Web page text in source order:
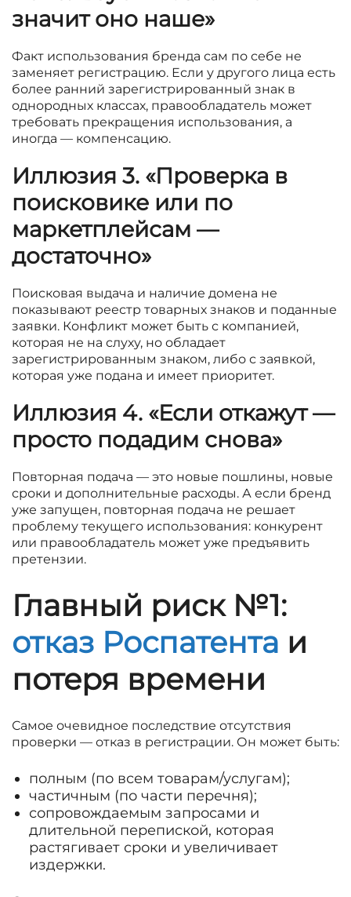
значит оно наше»
Факт использования бренда сам по себе не
заменяет регистрацию. Если у другого лица есть
более ранний зарегистрированный знак в
однородных классах, правообладатель может
требовать прекращения использования, а
иногда — компенсацию.
Иллюзия 3. «Проверка в
поисковике или по
маркетплейсам —
достаточно»
Поисковая выдача и наличие домена не
показывают реестр товарных знаков и поданные
заявки. Конфликт может быть с компанией,
которая не на слуху, но обладает
зарегистрированным знаком, либо с заявкой,
которая уже подана и имеет приоритет.
Иллюзия 4. «Если откажут —
просто подадим снова»
Повторная подача — это новые пошлины, новые
сроки и дополнительные расходы. А если бренд
уже запущен, повторная подача не решает
проблему текущего использования: конкурент
или правообладатель может уже предъявить
претензии.
Главный риск №1:
отказ Роспатента и
потеря времени
Самое очевидное последствие отсутствия
проверки — отказ в регистрации. Он может быть:
полным (по всем товарам/услугам);
частичным (по части перечня);
сопровождаемым запросами и
длительной перепиской, которая
растягивает сроки и увеличивает
издержки.